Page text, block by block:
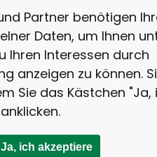
Partner benötigen
Daten, um Ihnen
Ihren Interessen durch
anzeigen zu können.
Sie das Kästchen "Ja,
Ja, ich akzeptiere